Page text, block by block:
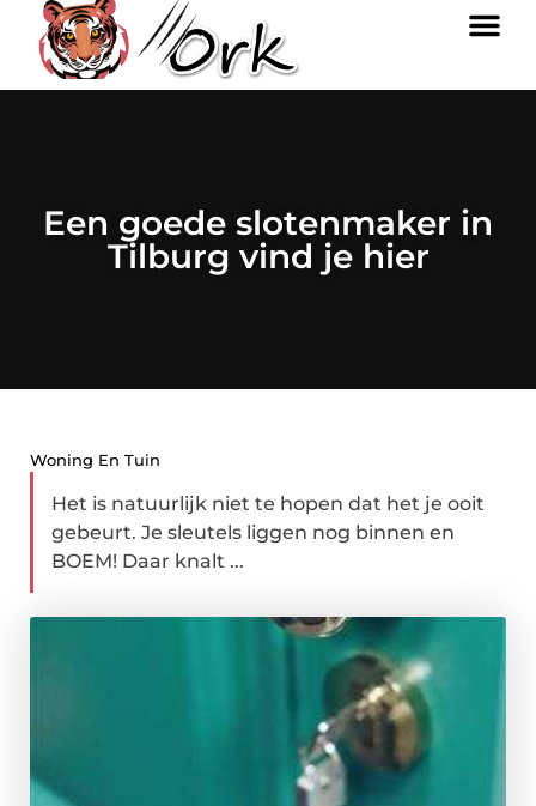
Een goede slotenmaker in
Tilburg vind je hier
Woning En Tuin
Het is natuurlijk niet te hopen dat het je ooit
gebeurt. Je sleutels liggen nog binnen en
BOEM! Daar knalt ...